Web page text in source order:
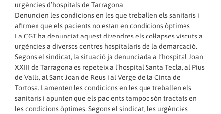
urgències d’hospitals de Tarragona
Denuncien les condicions en les que treballen els sanitaris i
afirmen que els pacients no estan en condicions òptimes
La CGT ha denunciat aquest divendres els col·lapses viscuts a
urgències a diversos centres hospitalaris de la demarcació.
Segons el sindicat, la situació ja denunciada a l’hospital Joan
XXIII de Tarragona es repeteix a l’hospital Santa Tecla, al Pius
de Valls, al Sant Joan de Reus i al Verge de la Cinta de
Tortosa. Lamenten les condicions en les que treballen els
sanitaris i apunten que els pacients tampoc són tractats en
les condicions òptimes. Segons el sindicat, les urgències